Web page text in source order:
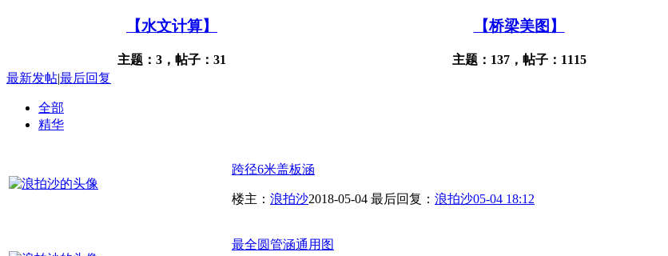
【水文计算】
主题：3，帖子：31
【桥梁美图】
主题：137，帖子：1115
最新发帖|最后回复
全部
精华
跨径6米盖板涵
楼主： 浪拍沙2018-05-04 最后回复： 浪拍沙05-04 18:12
最全圆管涵通用图